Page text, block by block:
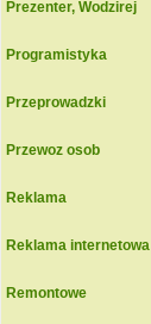
Prezenter, Wodzirej
Programistyka
Przeprowadzki
Przewoz osob
Reklama
Reklama internetowa
Remontowe